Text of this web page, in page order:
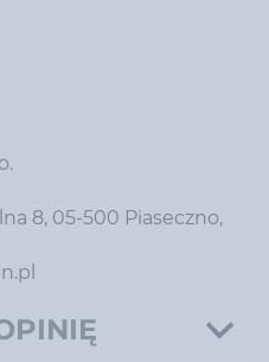
8, 05-500 Piaseczno,